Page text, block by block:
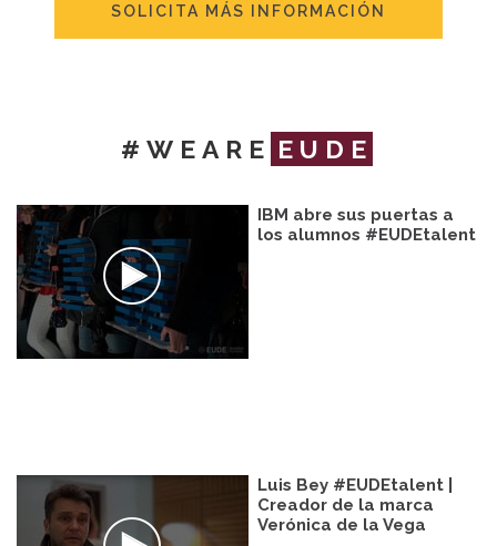
SOLICITA MÁS INFORMACIÓN
#WEARE EUDE
IBM abre sus puertas a
los alumnos #EUDEtalent
Luis Bey #EUDEtalent |
Creador de la marca
Verónica de la Vega